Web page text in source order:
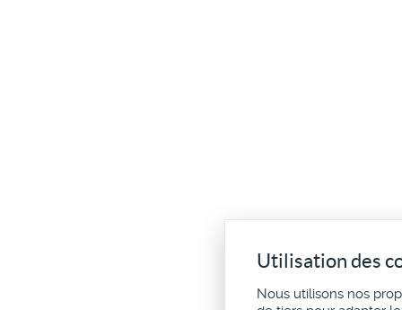
Utilisation des
Nous utilisons nos